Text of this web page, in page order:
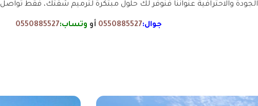
الجودة والاحترافية عنواننا فنوفر لك حلول مبتكرة لترميم شقتك، فقط تواصل
جوال:0550885527 أو وتساب:0550885527